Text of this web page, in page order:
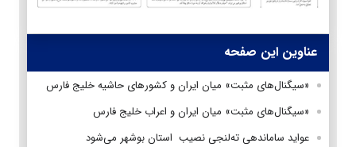
عناوین این صفحه
«سیگنال‌های مثبت» میان ایران و کشورهای حاشیه خلیج فارس
«سیگنال‌های مثبت» میان ایران و اعراب خلیج فارس
عواید ساماندهی ته‌لنجی نصیب استان‌ بوشهر می‌شود